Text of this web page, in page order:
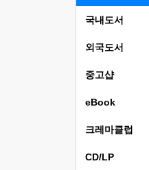
국내도서
외국도서
중고샵
eBook
크레마클럽
CD/LP